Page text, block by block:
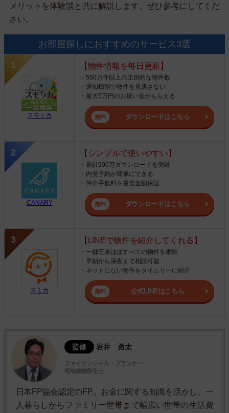
メリットを体験談と共に解説します。ぜひ参考にしてくだ
さい。
お部屋探しにおすすめのサービス3選
スモッカ
【物件情報を毎日更新】
・550万件以上の圧倒的な物件数
・通知機能で物件を見逃さない
・最大5万円のお祝い金がもらえる
ダウンロードはこちら
CANARY
【シンプルで使いやすい】
・累計500万ダウンロードを突破
・内見予約が簡単にできる
・仲介手数料を最低金額保証
ダウンロードはこちら
スミカ
【LINEで物件を紹介してくれる】
・一都三県ほぼすべての物件を網羅
・早朝から深夜まで相談可能
・ネットにない物件をタイムリーに紹介
公式LINEはこちら
監修 岩井 勇太
ファイナンシャル・プランナー
宅地建物取引士
日本FP協会認定のFP。お金に関する知識を活かし、一
人暮らしからファミリー世帯まで幅広い世帯の生活費